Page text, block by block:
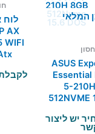
המלאי
ASUS
Essential
5-
512NVME
יש ליצור
AX
WIFI